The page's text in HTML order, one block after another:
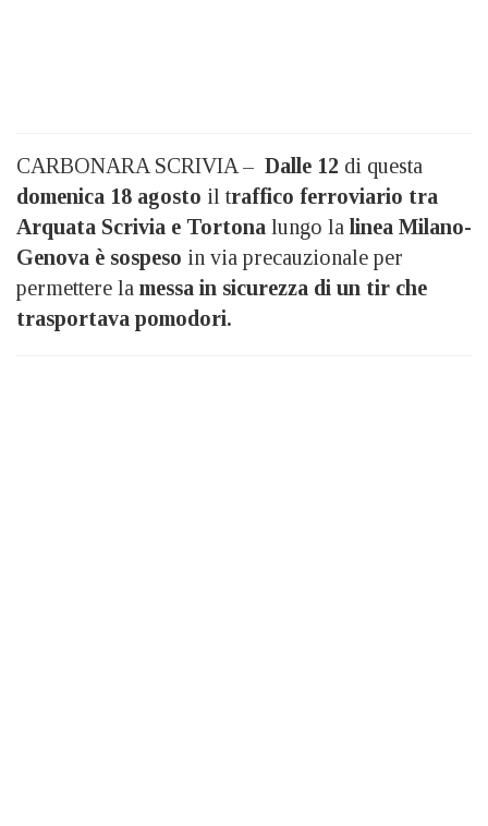
CARBONARA SCRIVIA – Dalle 12 di questa
domenica 18 agosto il traffico ferroviario tra
Arquata Scrivia e Tortona lungo la linea Milano-
Genova è sospeso in via precauzionale per
permettere la messa in sicurezza di un tir che
trasportava pomodori.